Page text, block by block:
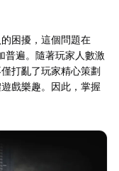
困擾，這個問題在
普遍。隨著玩家人數激
打亂了玩家精心策劃
戲樂趣。因此，掌握